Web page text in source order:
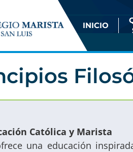
INICIO
Católica y Marista
una educación